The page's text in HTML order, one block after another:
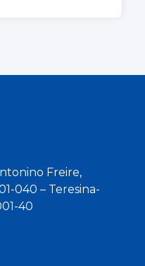
Freire,
040 – Teresina-
40